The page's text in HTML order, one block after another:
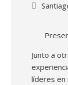
Junto a
líderes en